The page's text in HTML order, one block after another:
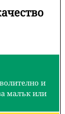
и
малък или